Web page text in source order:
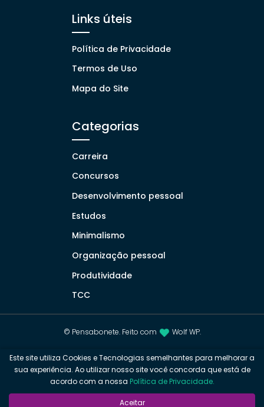
Esgote o edital de qualquer prova de concurso, enem ou
vestibular!
VEJA COMO
Links úteis
Política de Privacidade
Termos de Uso
Mapa do Site
Categorias
Carreira
Concursos
Desenvolvimento pessoal
Estudos
Minimalismo
Organização pessoal
Produtividade
TCC
© Pensabonete. Feito com Wolf WP.
Este site utiliza Cookies e Tecnologias semelhantes para melhorar a
sua experiência. Ao utilizar nosso site você concorda que está de
acordo com a nossa Política de Privacidade.
Aceitar